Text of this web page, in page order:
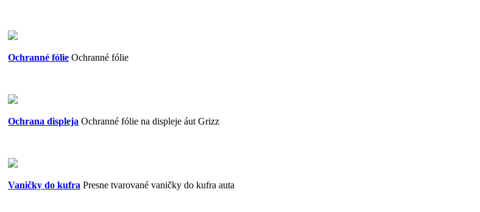
Ochranné fólie Ochranné fólie
Ochrana displeja Ochranné fólie na displeje áut Grizz
Vaničky do kufra Presne tvarované vaničky do kufra auta